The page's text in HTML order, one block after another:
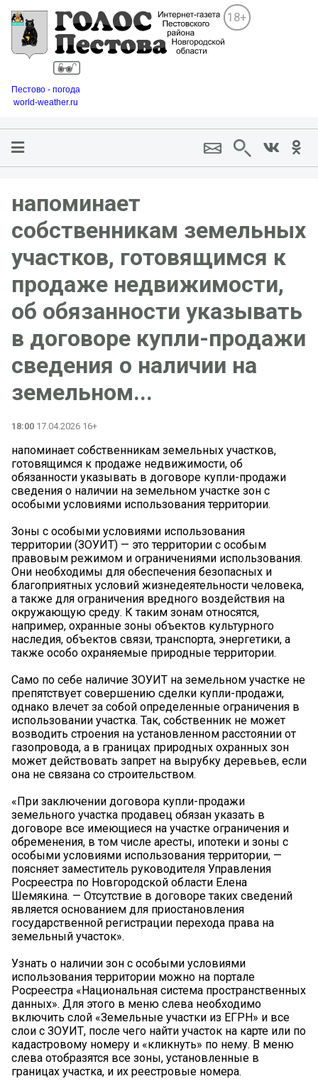
18+
Пестово - погода
world-weather.ru
напоминает
собственникам земельных
участков, готовящимся к
продаже недвижимости,
об обязанности указывать
в договоре купли-продажи
сведения о наличии на
земельном...
18:00 17.04.2026 16+
напоминает собственникам земельных участков,
готовящимся к продаже недвижимости, об
обязанности указывать в договоре купли-продажи
сведения о наличии на земельном участке зон с
особыми условиями использования территории.
Зоны с особыми условиями использования
территории (ЗОУИТ) — это территории с особым
правовым режимом и ограничениями использования.
Они необходимы для обеспечения безопасных и
благоприятных условий жизнедеятельности человека,
а также для ограничения вредного воздействия на
окружающую среду. К таким зонам относятся,
например, охранные зоны объектов культурного
наследия, объектов связи, транспорта, энергетики, а
также особо охраняемые природные территории.
Само по себе наличие ЗОУИТ на земельном участке не
препятствует совершению сделки купли-продажи,
однако влечет за собой определенные ограничения в
использовании участка. Так, собственник не может
возводить строения на установленном расстоянии от
газопровода, а в границах природных охранных зон
может действовать запрет на вырубку деревьев, если
она не связана со строительством.
«При заключении договора купли-продажи
земельного участка продавец обязан указать в
договоре все имеющиеся на участке ограничения и
обременения, в том числе аресты, ипотеки и зоны с
особыми условиями использования территории, —
поясняет заместитель руководителя Управления
Росреестра по Новгородской области Елена
Шемякина. — Отсутствие в договоре таких сведений
является основанием для приостановления
государственной регистрации перехода права на
земельный участок».
Узнать о наличии зон с особыми условиями
использования территории можно на портале
Росреестра «Национальная система пространственных
данных». Для этого в меню слева необходимо
включить слой «Земельные участки из ЕГРН» и все
слои с ЗОУИТ, после чего найти участок на карте или по
кадастровому номеру и «кликнуть» по нему. В меню
слева отобразятся все зоны, установленные в
границах участка, и их реестровые номера.